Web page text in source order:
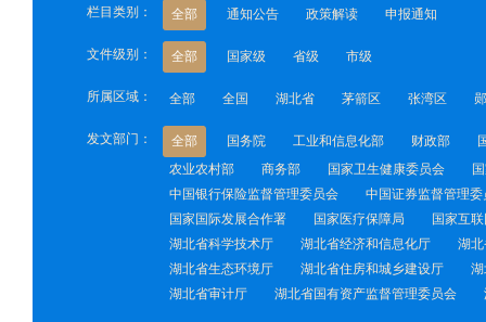
栏目类别： 全部 通知公告 政策解读 申报通知
文件级别： 全部 国家级 省级 市级
所属区域： 全部 全国 湖北省 茅箭区 张湾区
发文部门： 全部 国务院 工业和信息化部 财政部
农业农村部
商务部 国家卫生健康委员会
中国银行保险监督管理委员会
中国证券监督管理委
国家国际发展合作署
国家医疗保障局
国家互
湖北省科学技术厅
湖北省经济和信息化厅
湖
湖北省生态环境厅
湖北省住房和城乡建设厅
湖北省审计厅
湖北省国有资产监督管理委员会